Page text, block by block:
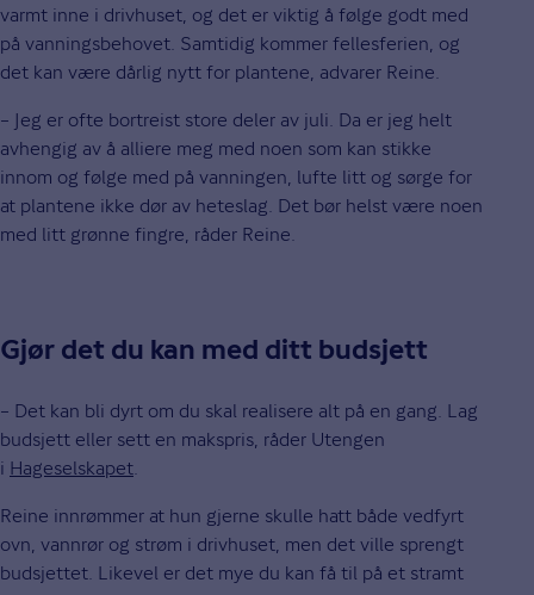
varmt inne i drivhuset, og det er viktig å følge godt med
på vanningsbehovet. Samtidig kommer fellesferien, og
det kan være dårlig nytt for plantene, advarer Reine.
– Jeg er ofte bortreist store deler av juli. Da er jeg helt
avhengig av å alliere meg med noen som kan stikke
innom og følge med på vanningen, lufte litt og sørge for
at plantene ikke dør av heteslag. Det bør helst være noen
med litt grønne fingre, råder Reine.
Gjør det du kan med ditt budsjett
– Det kan bli dyrt om du skal realisere alt på en gang. Lag
budsjett eller sett en makspris, råder Utengen
i Hageselskapet.
Reine innrømmer at hun gjerne skulle hatt både vedfyrt
ovn, vannrør og strøm i drivhuset, men det ville sprengt
budsjettet. Likevel er det mye du kan få til på et stramt